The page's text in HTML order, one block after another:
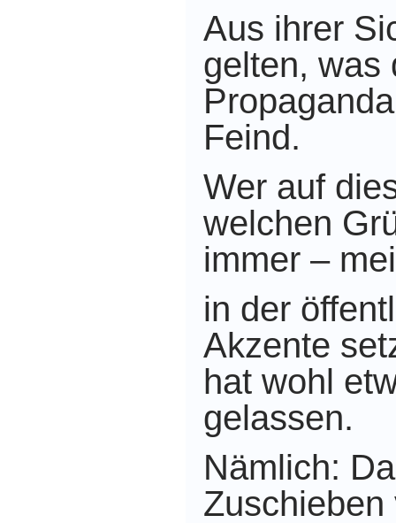
Aus ihrer
gelten, was
Feind.
Wer auf
welchen
immer –
in der
Akzente
hat wohl
gelassen.
Nämlich: